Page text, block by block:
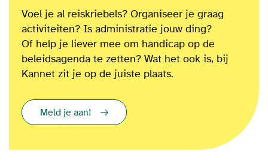
Voel je al reiskriebels? Organiseer je graag
activiteiten? Is administratie jouw ding?
Of help je liever mee om handicap op de
beleidsagenda te zetten? Wat het ook is, bij
Kannet zit je op de juiste plaats.
Meld je aan!